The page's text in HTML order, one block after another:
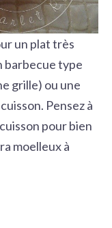
un plat très
barbecue type
grille) ou une
Pensez à
pour bien
moelleux à